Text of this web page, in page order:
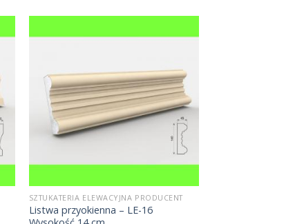
SZTUKATERIA ELEWACYJNA PRODUCENT
Listwa przyokienna – LE-16